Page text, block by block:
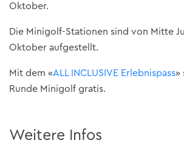
Oktober.
Die Minigolf-Stationen sind von Mitte
Oktober aufgestellt.
Mit dem «ALL INCLUSIVE Erlebnispass»
Runde Minigolf gratis.
Weitere Infos